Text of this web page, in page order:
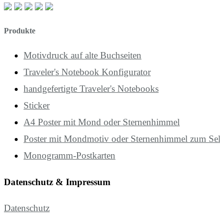
Produkte
Motivdruck auf alte Buchseiten
Traveler's Notebook Konfigurator
handgefertigte Traveler's Notebooks
Sticker
A4 Poster mit Mond oder Sternenhimmel
Poster mit Mondmotiv oder Sternenhimmel zum
Monogramm-Postkarten
Datenschutz & Impressum
Datenschutz